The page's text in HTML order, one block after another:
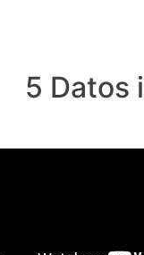
5 Datos